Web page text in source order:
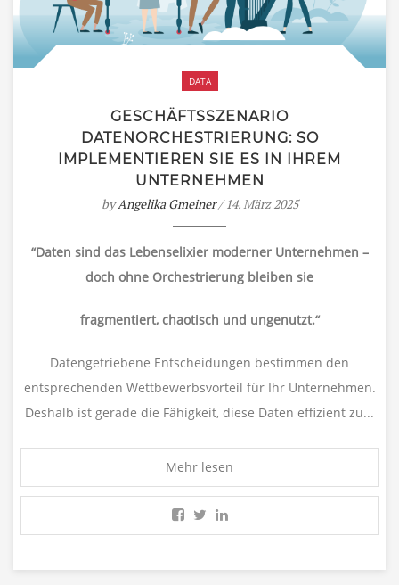
DATA
GESCHÄFTSSZENARIO
DATENORCHESTRIERUNG: SO
IMPLEMENTIEREN SIE ES IN IHREM
UNTERNEHMEN
byAngelika Gmeiner/ 14. März 2025
“Daten sind das Lebenselixier moderner Unternehmen –
doch ohne Orchestrierung bleiben sie
fragmentiert, chaotisch und ungenutzt.“
Datengetriebene Entscheidungen bestimmen den
entsprechenden Wettbewerbsvorteil für Ihr Unternehmen.
Deshalb ist gerade die Fähigkeit, diese Daten effizient zu...
Mehr lesen